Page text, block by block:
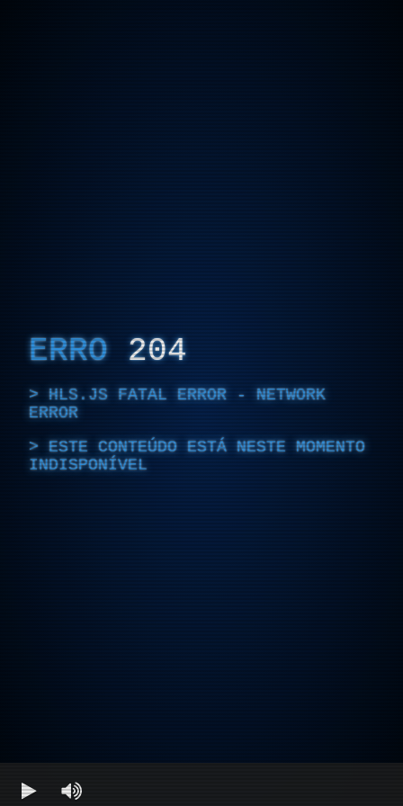
ERRO 204
HLS.JS FATAL ERROR - NETWORK
ERROR
ESTE CONTEÚDO ESTÁ NESTE MOMENTO
INDISPONÍVEL